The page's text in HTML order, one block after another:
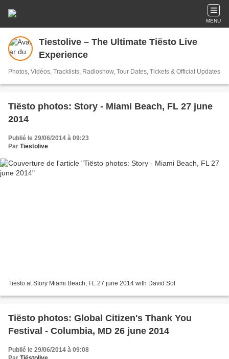
MENU
Tiestolive – The Ultimate Tiësto Live
Experience
Photos, Vidéos, Tracklists, Radioshow, Tour Dates, Tickets & Official Updates
Tiësto photos: Story - Miami Beach, FL 27 june
2014
Publié le 29/06/2014 à 09:23
Par Tiëstolive
Tiësto at Story Miami Beach, FL 27 june 2014 with David Sol
Tiësto photos: Global Citizen's Thank You
Festival - Columbia, MD 26 june 2014
Publié le 29/06/2014 à 09:08